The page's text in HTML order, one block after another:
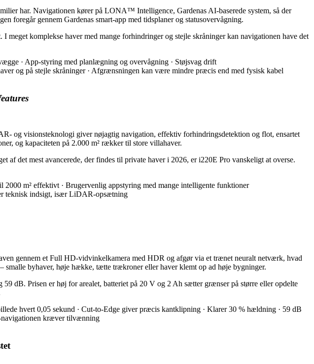
har. Navigationen kører på LONA™ Intelligence, Gardenas AI-baserede system, så der
foregår gennem Gardenas smart-app med tidsplaner og statusovervågning.
meget komplekse haver med mange forhindringer og stejle skråninger kan navigationen have det
· App-styring med planlægning og overvågning · Støjsvag drift
og på stejle skråninger · Afgrænsningen kan være mindre præcis end med fysisk kabel
og visionsteknologi giver nøjagtig navigation, effektiv forhindringsdetektion og flot, ensartet
og kapaciteten på 2.000 m² rækker til store villahaver.
det mest avancerede, der findes til private haver i 2026, er i220E Pro vanskeligt at overse.
m² effektivt · Brugervenlig appstyring med mange intelligente funktioner
teknisk indsigt, især LiDAR-opsætning
gennem et Full HD-vidvinkelkamera med HDR og afgør via et trænet neuralt netværk, hvad
smalle byhaver, høje hække, tætte trækroner eller haver klemt op ad høje bygninger.
dB. Prisen er høj for arealet, batteriet på 20 V og 2 Ah sætter grænser på større eller opdelte
hvert 0,05 sekund · Cut-to-Edge giver præcis kantklipning · Klarer 30 % hældning · 59 dB
navigationen kræver tilvænning